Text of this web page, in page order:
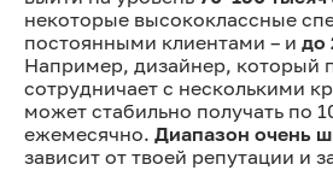
некоторые высококлассные
постоянными клиентами – и до
Например, дизайнер, который
сотрудничает с несколькими
может стабильно получать по
ежемесячно. Диапазон очень
зависит от твоей репутации и